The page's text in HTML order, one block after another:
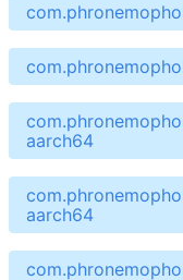
aarch64
aarch64